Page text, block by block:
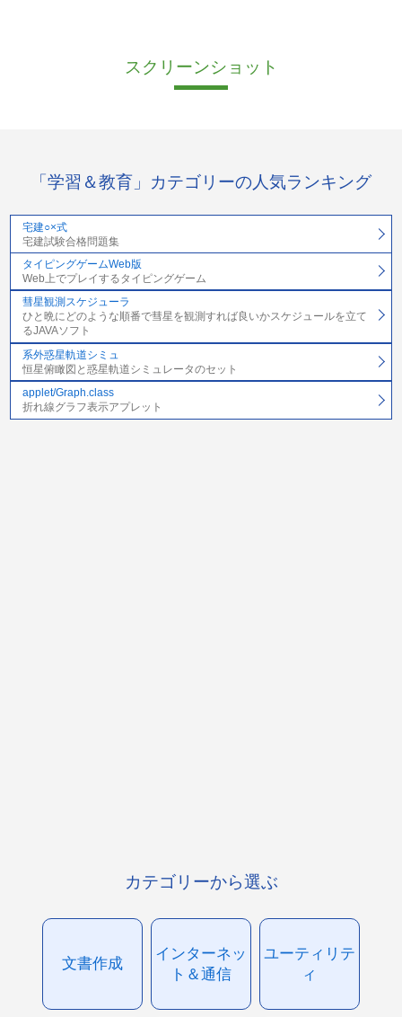
スクリーンショット
「学習＆教育」カテゴリーの人気ランキング
宅建○×式
宅建試験合格問題集
タイピングゲームWeb版
Web上でプレイするタイピングゲーム
彗星観測スケジューラ
ひと晩にどのような順番で彗星を観測すれば良いかスケジュールを立て
るJAVAソフト
系外惑星軌道シミュ
恒星俯瞰図と惑星軌道シミュレータのセット
applet/Graph.class
折れ線グラフ表示アプレット
カテゴリーから選ぶ
文書作成
インターネッ
ト＆通信
ユーティリテ
ィ